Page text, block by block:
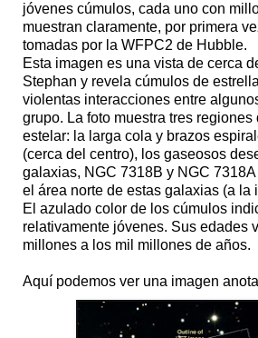
jóvenes cúmulos, cada uno con
muestran claramente, por primera
tomadas por la WFPC2 de Hubble.
Esta imagen es una vista de cerca
Stephan y revela cúmulos de
violentas interacciones entre
grupo. La foto muestra tres regiones
estelar: la larga cola y brazos
(cerca del centro), los gaseosos
galaxias, NGC 7318B y NGC
el área norte de estas galaxias (a la
El azulado color de los cúmulos
relativamente jóvenes. Sus edades
millones a los mil millones de años.
Aquí podemos ver una imagen